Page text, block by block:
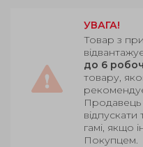
УВАГА!
Товар з
до 6
товару,
гамі, якщо
Покупцем.